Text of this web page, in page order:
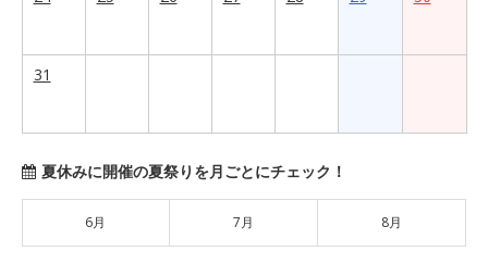
31
夏休みに開催の夏祭りを月ごとにチェック！
6月 7月 8月